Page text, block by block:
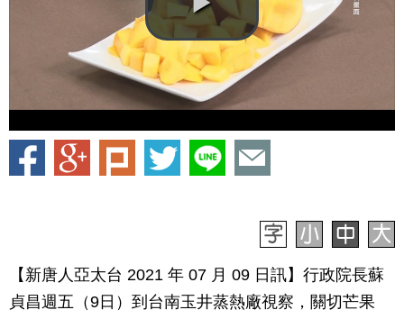
【新唐人亞太台 2021 年 07 月 09 日訊】行政院長蘇
貞昌週五（9日）到台南玉井蒸熱廠視察，關切芒果